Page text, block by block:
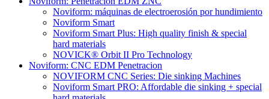
Noviform: máquinas de electroerosión por hundimiento
Noviform Smart
Noviform Smart Plus: High quality finish & special
hard materials
NOVICK® Orbit II Pro Technology
Noviform: CNC EDM Penetracion
NOVIFORM CNC Series: Die sinking Machines
Noviform Smart PRO: Affordable die sinking + special